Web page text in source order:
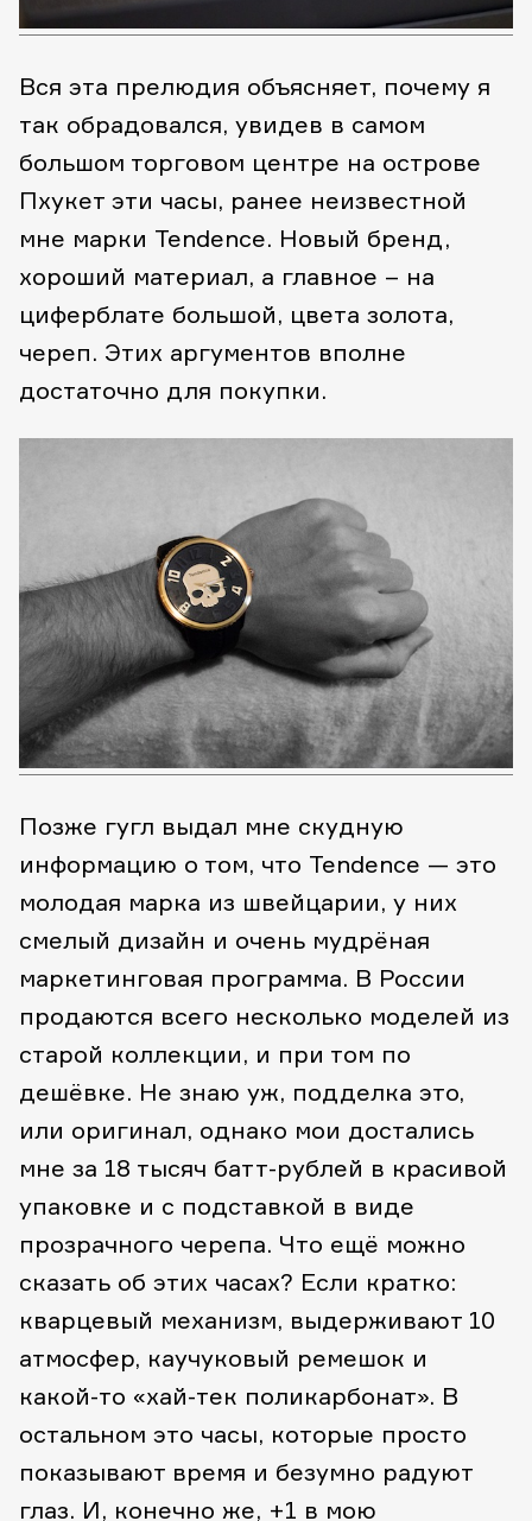
Вся эта прелюдия объясняет, почему я
так обрадовался, увидев в самом
большом торговом центре на острове
Пхукет эти часы, ранее неизвестной
мне марки Tendence. Новый бренд,
хороший материал, а главное – на
циферблате большой, цвета золота,
череп. Этих аргументов вполне
достаточно для покупки.
Позже гугл выдал мне скудную
информацию о том, что Tendence — это
молодая марка из швейцарии, у них
смелый дизайн и очень мудрёная
маркетинговая программа. В России
продаются всего несколько моделей из
старой коллекции, и при том по
дешёвке. Не знаю уж, подделка это,
или оригинал, однако мои достались
мне за 18 тысяч батт-рублей в красивой
упаковке и с подставкой в виде
прозрачного черепа. Что ещё можно
сказать об этих часах? Если кратко:
кварцевый механизм, выдерживают 10
атмосфер, каучуковый ремешок и
какой-то «хай-тек поликарбонат». В
остальном это часы, которые просто
показывают время и безумно радуют
глаз. И, конечно же, +1 в мою